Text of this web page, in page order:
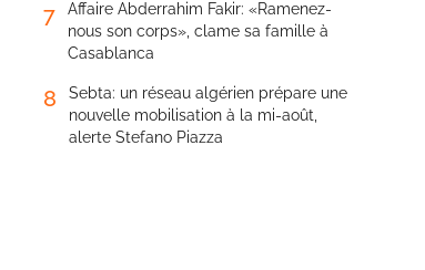
7
Affaire Abderrahim Fakir: «Ramenez-
nous son corps», clame sa famille à
Casablanca
8
Sebta: un réseau algérien prépare une
nouvelle mobilisation à la mi-août,
alerte Stefano Piazza